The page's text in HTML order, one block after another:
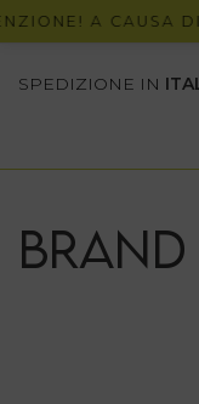
A CAUSA DI
SPEDIZIONE IN
Brand